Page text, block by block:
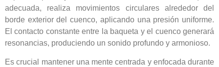
adecuada, realiza movimientos circulares alrededor del
borde exterior del cuenco, aplicando una presión uniforme.
El contacto constante entre la baqueta y el cuenco generará
resonancias, produciendo un sonido profundo y armonioso.
Es crucial mantener una mente centrada y enfocada durante